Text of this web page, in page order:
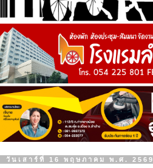
วันเสาร์ที่ 16 พฤษภาคม พ.ศ. 2569